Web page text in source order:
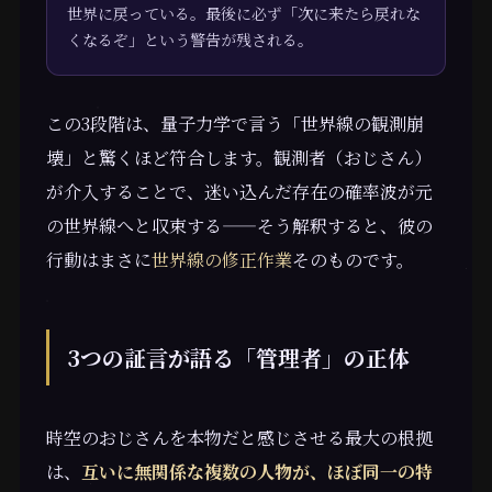
世界に戻っている。最後に必ず「次に来たら戻れな
くなるぞ」という警告が残される。
この3段階は、量子力学で言う「世界線の観測崩
壊」と驚くほど符合します。観測者（おじさん）
が介入することで、迷い込んだ存在の確率波が元
の世界線へと収束する——そう解釈すると、彼の
行動はまさに世界線の修正作業そのものです。
3つの証言が語る「管理者」の正体
時空のおじさんを本物だと感じさせる最大の根拠
は、 互いに無関係な複数の人物が、ほぼ同一の特